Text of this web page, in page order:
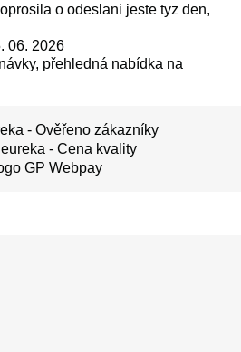
o odeslani jeste tyz den,
06. 2026
přehledná nabídka na